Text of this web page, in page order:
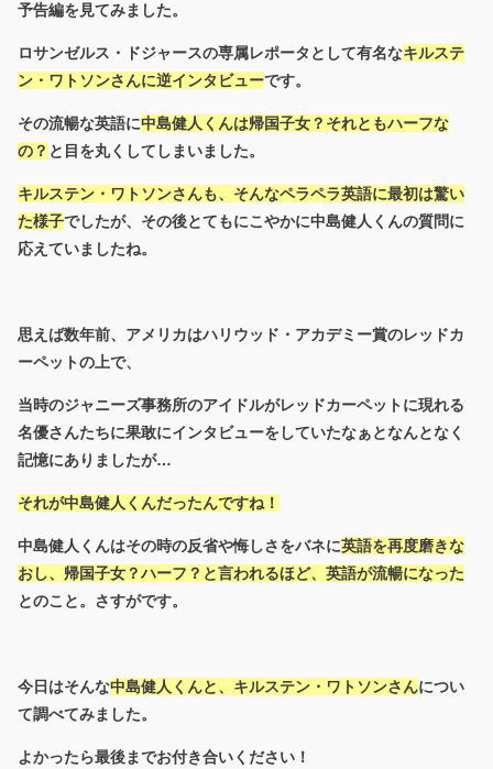
予告編を見てみました。
ロサンゼルス・ドジャースの専属レポータとして有名なキルステ
ン・ワトソンさんに逆インタビューです。
その流暢な英語に中島健人くんは帰国子女？それともハーフな
の？ と目を丸くしてしまいました。
キルステン・ワトソンさんも、そんなペラペラ英語に最初は驚い
た様子でしたが、その後とてもにこやかに中島健人くんの質問に
応えていましたね。
思えば数年前、アメリカはハリウッド・アカデミー賞のレッドカ
ーペットの上で、
当時のジャニーズ事務所のアイドルがレッドカーペットに現れる
名優さんたちに果敢にインタビューをしていたなぁとなんとなく
記憶にありましたが…
それが中島健人くんだったんですね！
中島健人くんはその時の反省や悔しさをバネに英語を再度磨きな
おし、帰国子女？ハーフ？と言われるほど、英語が流暢になった
とのこと。さすがです。
今日はそんな中島健人くんと、キルステン・ワトソンさんについ
て調べてみました。
よかったら最後までお付き合いください！